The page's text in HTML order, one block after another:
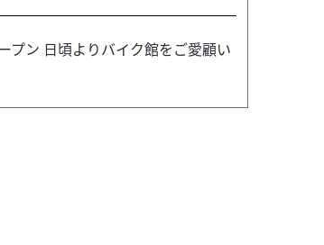
プン 日頃よりバイク館をご愛顧い